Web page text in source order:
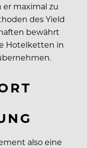
er maximal zu
des Yield
bewährt
Hotelketten in
also eine